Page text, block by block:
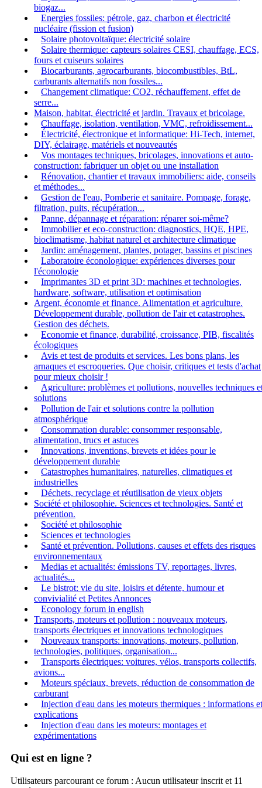
biogaz...
Energies fossiles: pétrole, gaz, charbon et électricité
nucléaire (fission et fusion)
Solaire photovoltaïque: électricité solaire
Solaire thermique: capteurs solaires CESI, chauffage, ECS,
fours et cuiseurs solaires
Biocarburants, agrocarburants, biocombustibles, BtL,
carburants alternatifs non fossiles...
Changement climatique: CO2, réchauffement, effet de
serre...
Maison, habitat, électricité et jardin. Travaux et bricolage.
Chauffage, isolation, ventilation, VMC, refroidissement...
Électricité, électronique et informatique: Hi-Tech, internet,
DIY, éclairage, matériels et nouveautés
Vos montages techniques, bricolages, innovations et auto-
construction: fabriquer un objet ou une installation
Rénovation, chantier et travaux immobiliers: aide, conseils
et méthodes...
Gestion de l'eau, Pomberie et sanitaire. Pompage, forage,
filtration, puits, récupération...
Panne, dépannage et réparation: réparer soi-même?
Immobilier et eco-construction: diagnostics, HQE, HPE,
bioclimatisme, habitat naturel et architecture climatique
Jardin: aménagement, plantes, potager, bassins et piscines
Laboratoire éconologique: expériences diverses pour
l'éconologie
Imprimantes 3D et print 3D: machines et technologies,
hardware, software, utilisation et optimisation
Argent, économie et finance. Alimentation et agriculture.
Développement durable, pollution de l'air et catastrophes.
Gestion des déchets.
Economie et finance, durabilité, croissance, PIB, fiscalités
écologiques
Avis et test de produits et services. Les bons plans, les
arnaques et escroqueries. Que choisir, critiques et tests d'achat
pour mieux choisir !
Agriculture: problèmes et pollutions, nouvelles techniques
solutions
Pollution de l'air et solutions contre la pollution
atmosphérique
Consommation durable: consommer responsable,
alimentation, trucs et astuces
Innovations, inventions, brevets et idées pour le
développement durable
Catastrophes humanitaires, naturelles, climatiques et
industrielles
Déchets, recyclage et réutilisation de vieux objets
Société et philosophie. Sciences et technologies. Santé et
prévention.
Société et philosophie
Sciences et technologies
Santé et prévention. Pollutions, causes et effets des risques
environnementaux
Medias et actualités: émissions TV, reportages, livres,
actualités...
Le bistrot: vie du site, loisirs et détente, humour et
convivialité et Petites Annonces
Econology forum in english
Transports, moteurs et pollution : nouveaux moteurs,
transports électriques et innovations technologiques
Nouveaux transports: innovations, moteurs, pollution,
technologies, politiques, organisation...
Transports électriques: voitures, vélos, transports collectifs,
avions...
Moteurs spéciaux, brevets, réduction de consommation de
carburant
Injection d'eau dans les moteurs thermiques : informations et
explications
Injection d'eau dans les moteurs: montages et
expérimentations
Qui est en ligne ?
Utilisateurs parcourant ce forum : Aucun utilisateur inscrit et 11